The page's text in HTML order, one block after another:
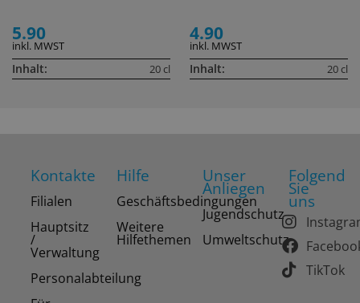
5.90
inkl. MWST
Inhalt: 20 cl
4.90
inkl. MWST
Inhalt: 20 cl
Kontakte
Filialen
Hauptsitz
/
Verwaltung
Personalabteilung
Hilfe
Geschäftsbedingungen
Weitere
Hilfethemen
Unser
Anliegen
Jugendschutz
Umweltschutz
Folgend
Sie
uns
TikTok